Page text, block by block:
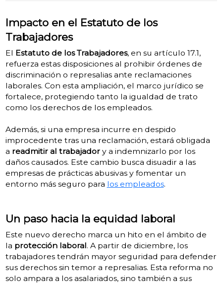
Impacto en el Estatuto de los
Trabajadores
El Estatuto de los Trabajadores, en su artículo 17.1,
refuerza estas disposiciones al prohibir órdenes de
discriminación o represalias ante reclamaciones
laborales. Con esta ampliación, el marco jurídico se
fortalece, protegiendo tanto la igualdad de trato
como los derechos de los empleados.
Además, si una empresa incurre en despido
improcedente tras una reclamación, estará obligada
a readmitir al trabajadory a indemnizarlo por los
daños causados. Este cambio busca disuadir a las
empresas de prácticas abusivas y fomentar un
entorno más seguro para los empleados.
Un paso hacia la equidad laboral
Este nuevo derecho marca un hito en el ámbito de
la protección laboral. A partir de diciembre, los
trabajadores tendrán mayor seguridad para defender
sus derechos sin temor a represalias. Esta reforma no
solo ampara a los asalariados, sino también a sus